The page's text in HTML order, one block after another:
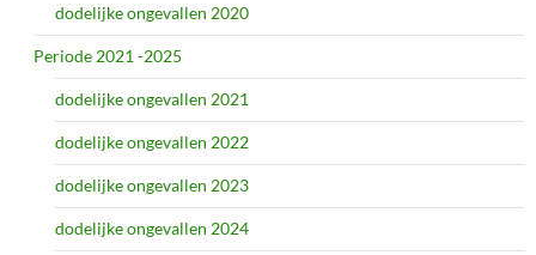
dodelijke ongevallen 2020
Periode 2021 -2025
dodelijke ongevallen 2021
dodelijke ongevallen 2022
dodelijke ongevallen 2023
dodelijke ongevallen 2024